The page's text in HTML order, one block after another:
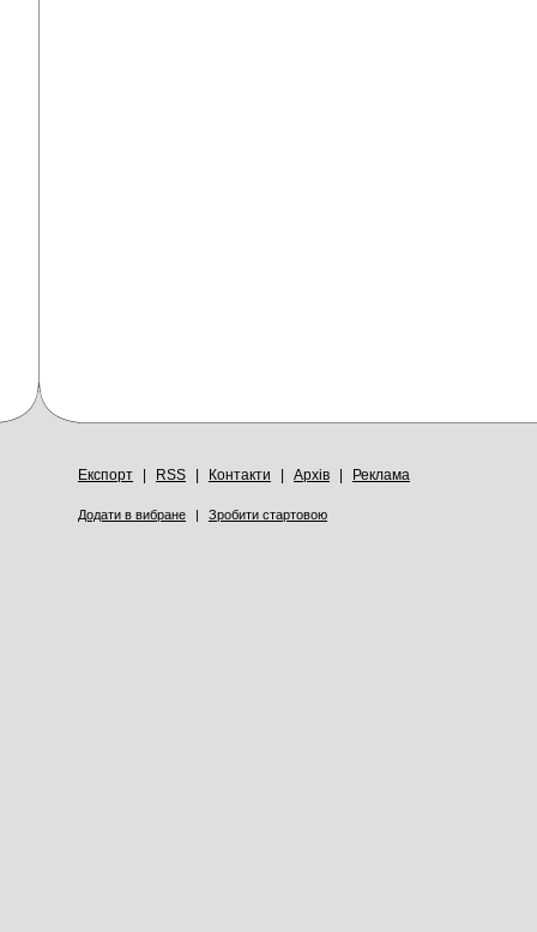
Експорт RSS Контакти Архів Реклама
Додати в вибране | Зробити стартовою